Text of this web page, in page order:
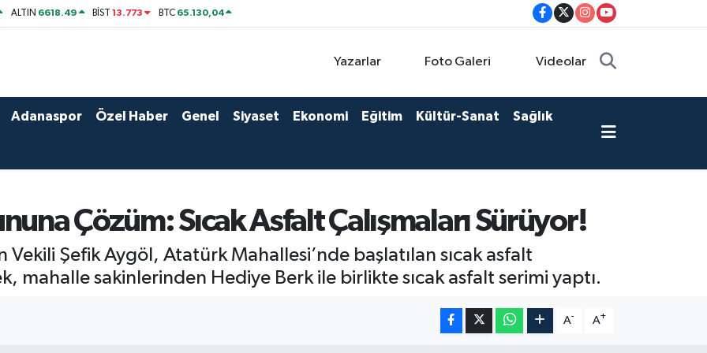
ALTIN 6618.49 BİST13.773 BTC 65.130,04
Yazarlar Foto Galeri Videolar
Adanaspor Özel Haber Genel Siyaset Ekonomi Eğitim Kültür-Sanat Sağlık
Çözüm: Sıcak Asfalt Çalışmaları Sürüyor!
Vekili Şefik Aygöl, Atatürk Mahallesi’nde başlatılan sıcak asfalt
mahalle sakinlerinden Hediye Berk ile birlikte sıcak asfalt serimi yaptı.
A- A+